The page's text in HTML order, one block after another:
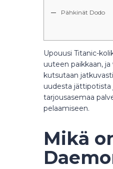
Pähkinät Dodo
Upouusi Titanic-
uuteen paikkaan,
kutsutaan
uudesta jättipotista
tarjousasemaa
pelaamiseen.
Mikä